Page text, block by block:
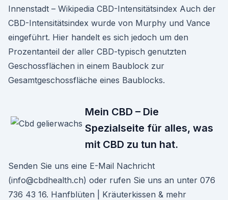
Innenstadt – Wikipedia CBD-Intensitätsindex Auch der
CBD-Intensitätsindex wurde von Murphy und Vance
eingeführt. Hier handelt es sich jedoch um den
Prozentanteil der aller CBD-typisch genutzten
Geschossflächen in einem Baublock zur
Gesamtgeschossfläche eines Baublocks.
Mein CBD – Die
Spezialseite für alles, was
mit CBD zu tun hat.
Senden Sie uns eine E-Mail Nachricht
(info@cbdhealth.ch) oder rufen Sie uns an unter 076
736 43 16. Hanfblüten | Kräuterkissen & mehr